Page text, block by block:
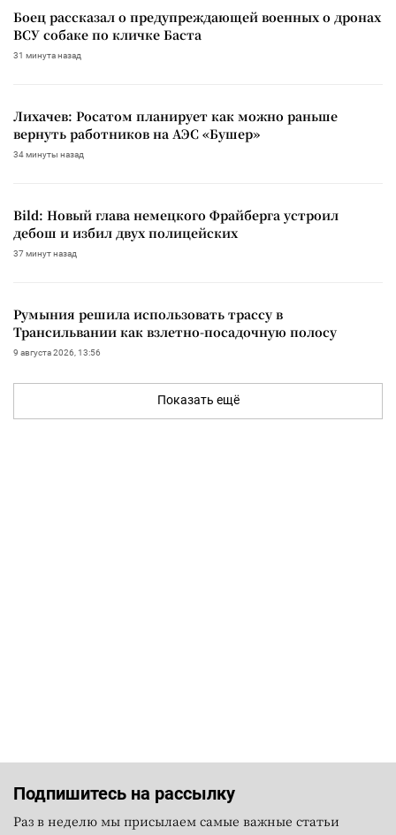
Боец рассказал о предупреждающей военных о дронах
ВСУ собаке по кличке Баста
31 минута назад
Лихачев: Росатом планирует как можно раньше
вернуть работников на АЭС «Бушер»
34 минуты назад
Bild: Новый глава немецкого Фрайберга устроил
дебош и избил двух полицейских
37 минут назад
Румыния решила использовать трассу в
Трансильвании как взлетно-посадочную полосу
9 августа 2026, 13:56
Показать ещё
Подпишитесь на рассылку
Раз в неделю мы присылаем самые важные статьи